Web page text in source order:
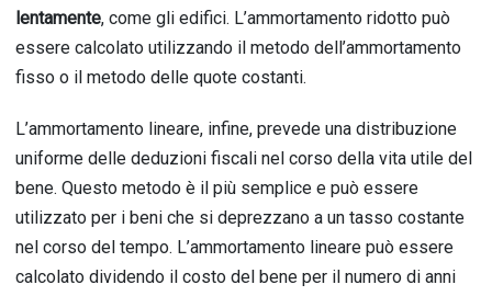
lentamente, come gli edifici. L’ammortamento ridotto può
essere calcolato utilizzando il metodo dell’ammortamento
fisso o il metodo delle quote costanti.
L’ammortamento lineare, infine, prevede una distribuzione
uniforme delle deduzioni fiscali nel corso della vita utile del
bene. Questo metodo è il più semplice e può essere
utilizzato per i beni che si deprezzano a un tasso costante
nel corso del tempo. L’ammortamento lineare può essere
calcolato dividendo il costo del bene per il numero di anni